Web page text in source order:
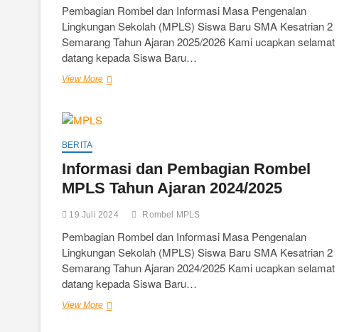
Desember
Tahap
2
Tahun
Pembagian Rombel dan Informasi Masa Pengenalan
Lingkungan Sekolah (MPLS) Siswa Baru SMA Kesatrian 2
Semarang Tahun Ajaran 2025/2026 Kami ucapkan selamat
datang kepada Siswa Baru…
View MoreInformasi
2025/2026
BERITA
Informasi dan Pembagian Rombel
MPLS Tahun Ajaran 2024/2025
19 Juli 2024 Rombel MPLS
Pembagian Rombel dan Informasi Masa Pengenalan
Lingkungan Sekolah (MPLS) Siswa Baru SMA Kesatrian 2
Semarang Tahun Ajaran 2024/2025 Kami ucapkan selamat
datang kepada Siswa Baru…
View MoreInformasi